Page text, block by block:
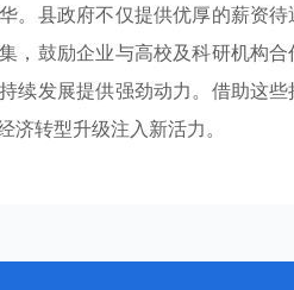
。县政府不仅提供优厚的薪资
，鼓励企业与高校及科研机构
续发展提供强劲动力。借助这
转型升级注入新活力。